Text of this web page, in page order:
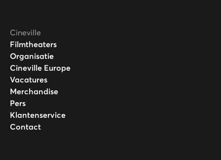
Cineville
Filmtheaters
Organisatie
Cineville Europe
Vacatures
Merchandise
Pers
Klantenservice
Contact